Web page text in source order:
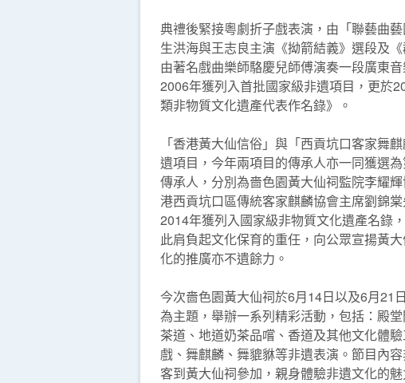
典禮後緊接粵劇折子戲表演，由「聯藝曲
生洪海與王志良主演《拗箭結義》選段及
由著名戲曲樂師駱慶兒師傅演奏一段廣東
2006年獲列入首批國家級非遺項目，更於
類非物質文化遺產代表作名錄》。
「香港黃大仙信俗」與「西貢坑口客家舞
遺項目，今年兩項目的傳承人亦一同獲選
傳承人，分別為嗇色園黃大仙祠監院李耀
港西貢坑口區傳統客家麒麟協會主席劉錦
2014年獲列入國家級非物質文化遺產名錄
此肩負起文化保育的重任，向公眾宣揚黃
化的推廣亦不遺餘力。
今次嗇色園黃大仙祠於6月14日以及6月21
為主題，舉辦一系列精彩活動，包括：殿
茶道、地道奶茶品嚐、香道及其他文化體
戲、舞麒麟、舞貔貅等非遺表演。節目內
客到黃大仙祠參加，親身體驗非遺文化的魅